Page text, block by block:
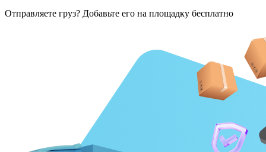
Отправляете груз? Добавьте его на площадку бесплатно